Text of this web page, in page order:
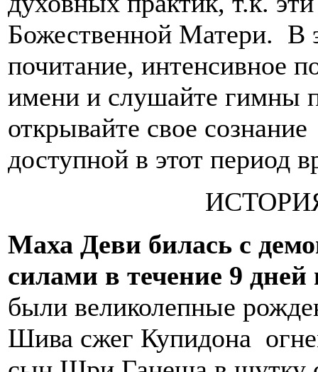
Божественной Матери. В
почитание, интенсивное
имени и слушайте гимны
открывайте свое
доступной в этот период
Маха Деви билась с
силами в течение 9 дней
были великолепные
Шива сжег Купидона